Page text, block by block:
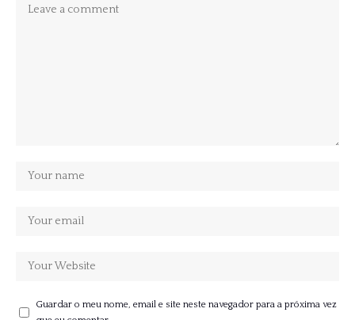
Guardar o meu nome, email e site neste navegador para a próxima vez